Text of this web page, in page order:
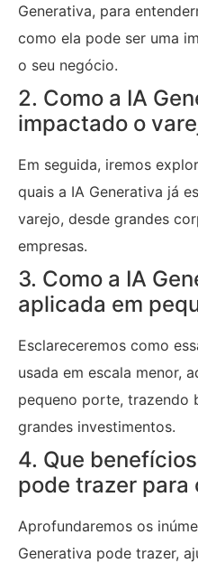
Generativa, para
como ela pode ser uma
o seu negócio.
2. Como a IA
impactado o
Em seguida, iremos
quais a IA Generativa já
varejo, desde grandes
empresas.
3. Como a IA
aplicada em
Esclareceremos como
usada em escala menor,
pequeno porte, trazendo
grandes investimentos.
4. Que
pode trazer para
Aprofundaremos os
Generativa pode trazer,